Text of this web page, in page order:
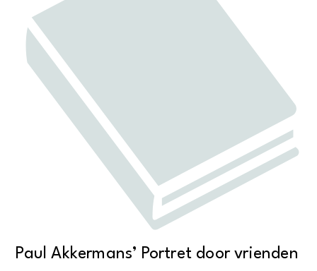
Paul Akkermans’ Portret door vrienden